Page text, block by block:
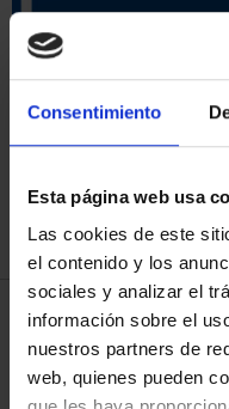
Consentimiento
Esta página web usa
Las cookies de este
el contenido y los
sociales y analizar el
información sobre el
nuestros partners de
web, quienes pueden
ORDENAR POR:
4 Productos encontrados